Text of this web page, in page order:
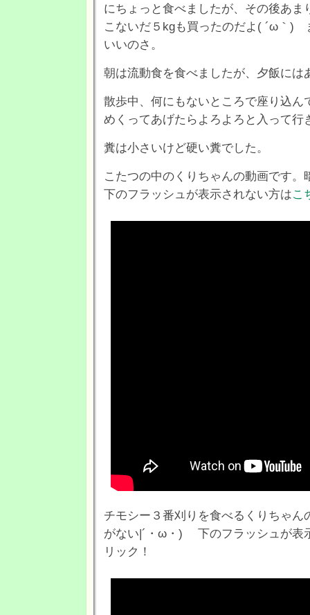
にちょっと食べましたが、その後あ
こないだ５kgも買ったのだよ( ´ω｀)
いいのさ。
朝は流動食を食べましたが、夕飯には
散歩中、何にもないところで座り込ん
めくってあげたらよろよろと入って行
糞は小さいけど硬い糞でした。
こたつの中のくりちゃんの動画です。
下のフラッシュが表示されない方はこ
チモシー３番刈りを食べるくりちゃん
がない|´・ω・) 下のフラッシュが表
リック！